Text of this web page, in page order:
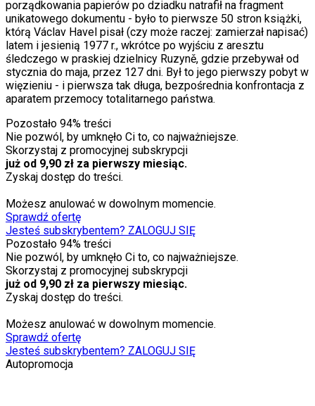
porządkowania papierów po dziadku natrafił na fragment
unikatowego dokumentu - było to pierwsze 50 stron książki,
którą Václav Havel pisał (czy może raczej: zamierzał napisać)
latem i jesienią 1977 r., wkrótce po wyjściu z aresztu
śledczego w praskiej dzielnicy Ruzyně, gdzie przebywał od
stycznia do maja, przez 127 dni. Był to jego pierwszy pobyt w
więzieniu - i pierwsza tak długa, bezpośrednia konfrontacja z
aparatem przemocy totalitarnego państwa.
Pozostało 94% treści
Nie pozwól, by umknęło Ci to, co najważniejsze.
Skorzystaj z promocyjnej subskrypcji
już od 9,90 zł za pierwszy miesiąc.
Zyskaj dostęp do treści.
Możesz anulować w dowolnym momencie.
Sprawdź ofertę
Jesteś subskrybentem? ZALOGUJ SIĘ
Pozostało 94% treści
Nie pozwól, by umknęło Ci to, co najważniejsze.
Skorzystaj z promocyjnej subskrypcji
już od 9,90 zł za pierwszy miesiąc.
Zyskaj dostęp do treści.
Możesz anulować w dowolnym momencie.
Sprawdź ofertę
Jesteś subskrybentem? ZALOGUJ SIĘ
Autopromocja